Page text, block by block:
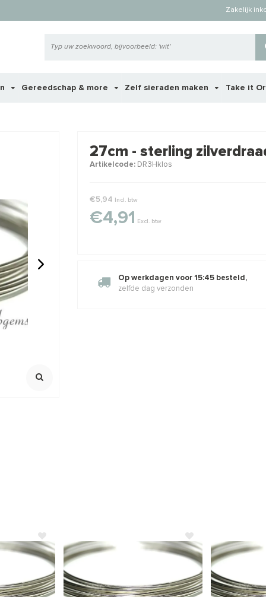
Zakelijk
Gereedschap & more Zelf sieraden maken Take it
interessant voor je?
ca. 3mm
Gele Granaat kralen facet
Hello
27cm - sterling
Artikelcode:DR3Hklos
€5,94 Incl. btw
€4,91 Excl. btw
Op werkdagen voor 15:45 besteld,
zelfde dag verzonden